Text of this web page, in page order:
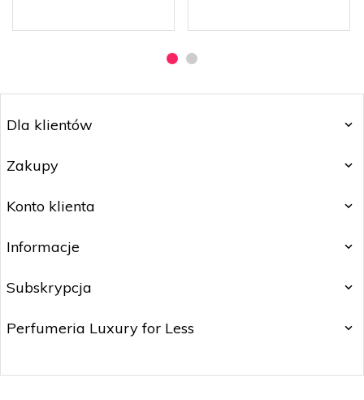
Dla klientów
Zakupy
Konto klienta
Informacje
Subskrypcja
Perfumeria Luxury for Less